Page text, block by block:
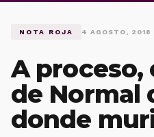
NOTA ROJA 4 AGOSTO, 2018
A proceso,
de Normal
donde